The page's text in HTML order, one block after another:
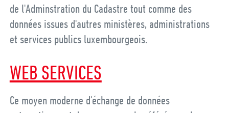
de l'Adminstration du Cadastre tout comme des
données issues d'autres ministères, administrations
et services publics luxembourgeois.
WEB SERVICES
Ce moyen moderne d'échange de données